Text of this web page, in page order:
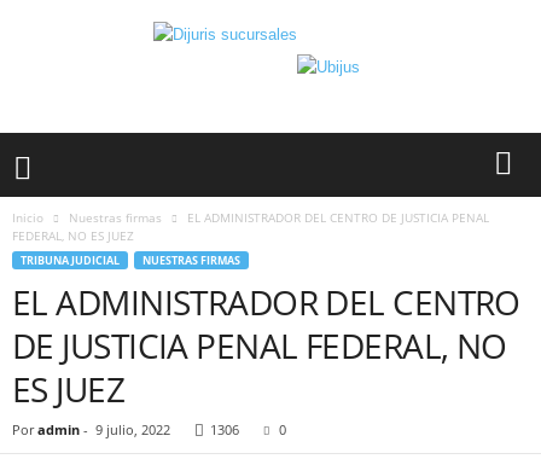
Inicio Nuestras firmas
EL ADMINISTRADOR DEL CENTRO DE JUSTICIA PENAL
FEDERAL, NO ES JUEZ
TRIBUNA JUDICIAL NUESTRAS FIRMAS
EL ADMINISTRADOR DEL CENTRO
DE JUSTICIA PENAL FEDERAL, NO
ES JUEZ
Por admin - 9 julio, 2022 1306 0